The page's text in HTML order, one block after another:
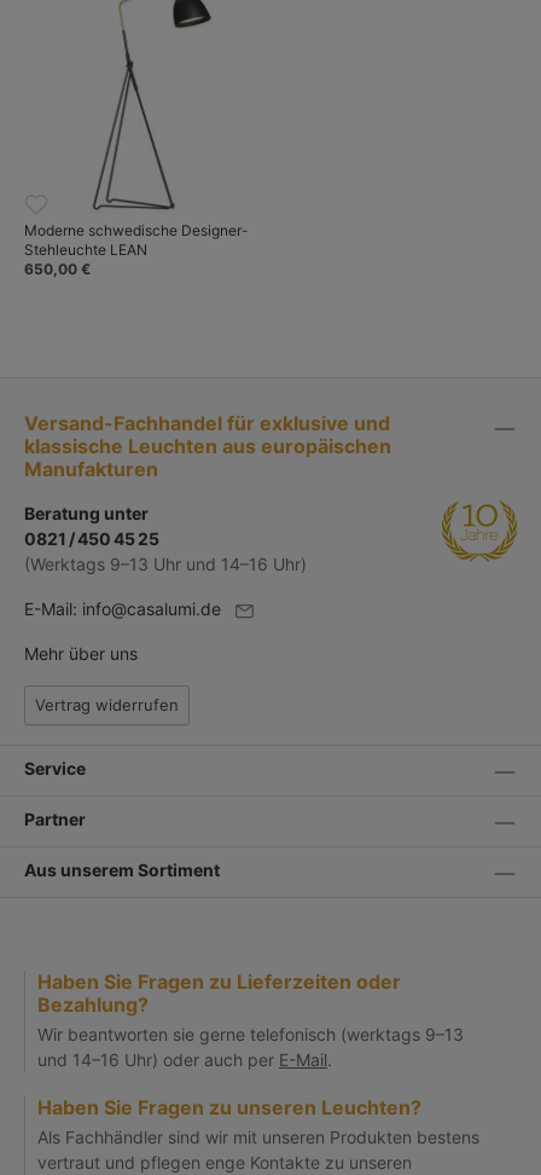
Moderne schwedische Designer-
Stehleuchte LEAN
650,00 €
Versand-Fachhandel für exklusive und
klassische Leuchten aus europäischen
Manufakturen
Beratung unter
0821 / 450 45 25
(Werktags 9–13 Uhr und 14–16 Uhr)
E-Mail: info@casalumi.de
Mehr über uns
Vertrag widerrufen
Service
Partner
Aus unserem Sortiment
Haben Sie Fragen zu Lieferzeiten oder
Bezahlung?
Wir beantworten sie gerne telefonisch (werktags 9–13
und 14–16 Uhr) oder auch per E-Mail.
Haben Sie Fragen zu unseren Leuchten?
Als Fachhändler sind wir mit unseren Produkten bestens
vertraut und pflegen enge Kontakte zu unseren